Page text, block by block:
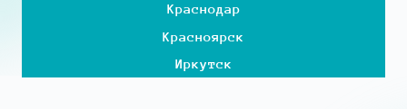
Краснодар
Красноярск
Иркутск